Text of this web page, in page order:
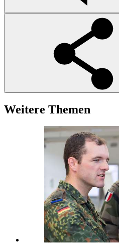
Weitere Themen